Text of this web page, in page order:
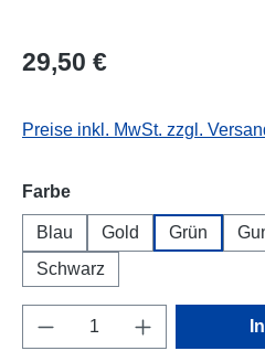
29,50 €
Preise inkl. MwSt. zzgl.
Farbeauswählen
Blau Gold Grün
Schwarz
Produkt Anzahl: Gib